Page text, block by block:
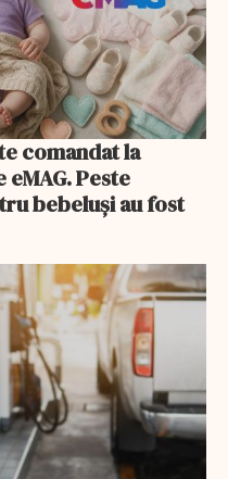
comandat la
Peste
bebeluși au fost